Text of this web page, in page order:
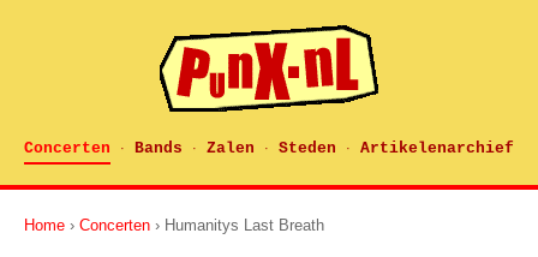
Concerten · Bands · Zalen · Steden · Artikelenarchief
Home › Concerten › Humanitys Last Breath